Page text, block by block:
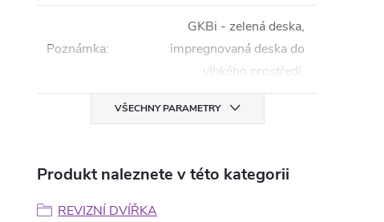
Poznámka:
GKBi - zelená deska,
impregnovaná deska do
vlhkého prostředí.
VŠECHNY PARAMETRY
Produkt naleznete v této kategorii
REVIZNÍ DVÍŘKA